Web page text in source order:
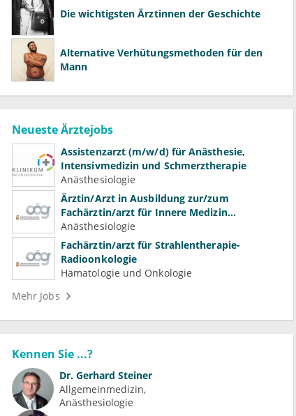
Die wichtigsten Ärztinnen der Geschichte
Alternative Verhütungsmethoden für den
Mann
Neueste Ärztejobs
Assistenzarzt (m/w/d) für Anästhesie,
Intensivmedizin und Schmerztherapie
Anästhesiologie
Ärztin/Arzt in Ausbildung zur/zum
Fachärztin/arzt für Innere Medizin
(Kardiologie, Nephrologie, Intensivmedizin)
Anästhesiologie
Fachärztin/arzt für Strahlentherapie-
Radioonkologie
Hämatologie und Onkologie
Mehr Jobs
Kennen Sie ...?
Dr. Gerhard Steiner
Allgemeinmedizin
Anästhesiologie